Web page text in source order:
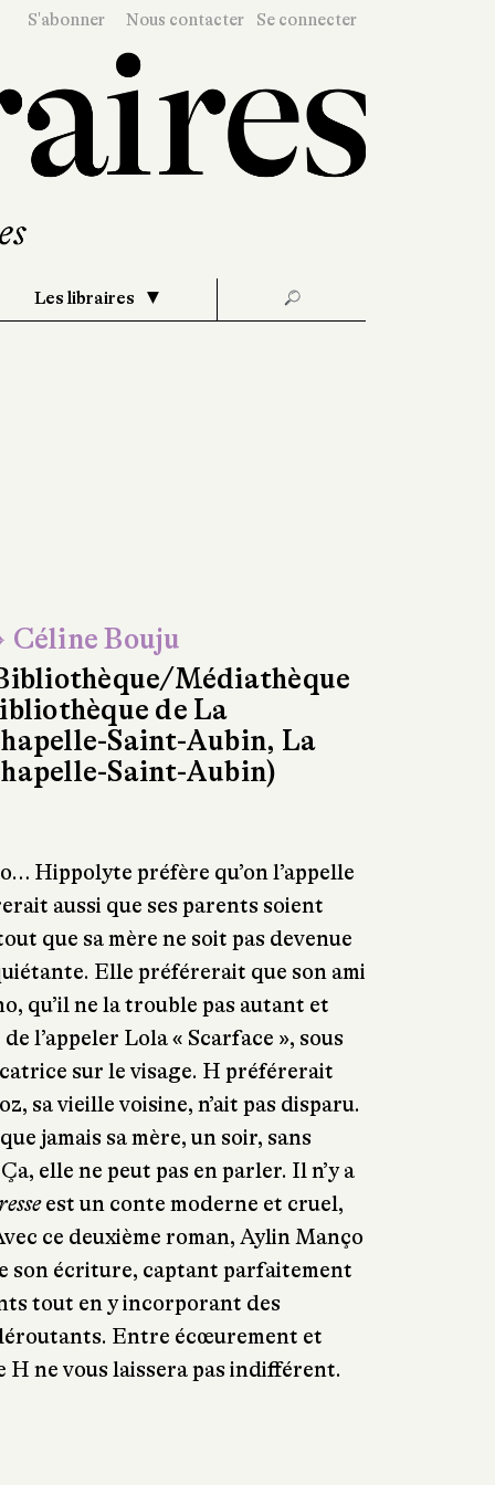
S'abonner Nous contacter Se connecter
Les libraires 🔎
Bouju
Médiathèque
de La
Saint-Aubin, La
Saint-Aubin)
Hippolyte préfère qu’on l’appelle
aussi que ses parents soient
que sa mère ne soit pas devenue
Elle préférerait que son ami
qu’il ne la trouble pas autant et
l’appeler Lola « Scarface », sous
sur le visage. H préférerait
sa vieille voisine, n’ait pas disparu.
jamais sa mère, un soir, sans
elle ne peut pas en parler. Il n’y a
est un conte moderne et cruel,
ce deuxième roman, Aylin Manço
son écriture, captant parfaitement
tout en y incorporant des
Entre écœurement et
ne vous laissera pas indifférent.